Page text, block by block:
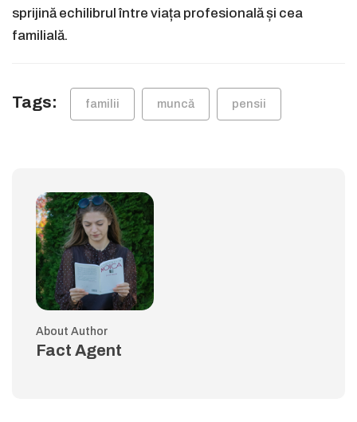
sprijină echilibrul între viața profesională și cea
familială.
Tags: familii muncă pensii
About Author
Fact Agent